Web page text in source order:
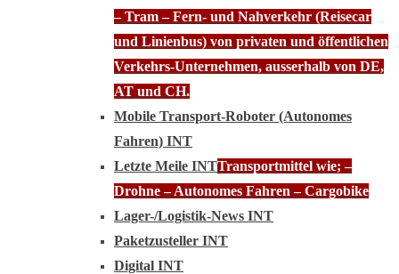
– Tram – Fern- und Nahverkehr (Reisecar
und Linienbus) von privaten und öffentlichen
Verkehrs-Unternehmen, ausserhalb von DE,
AT und CH.
Mobile Transport-Roboter (Autonomes
Fahren) INT
Letzte Meile INTTransportmittel wie; –
Drohne – Autonomes Fahren – Cargobike
Lager-/Logistik-News INT
Paketzusteller INT
Digital INT